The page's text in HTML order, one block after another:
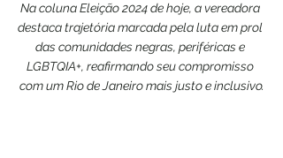
Na coluna Eleição 2024 de hoje, a vereadora
destaca trajetória marcada pela luta em prol
das comunidades negras, periféricas e
LGBTQIA+, reafirmando seu compromisso
com um Rio de Janeiro mais justo e inclusivo.